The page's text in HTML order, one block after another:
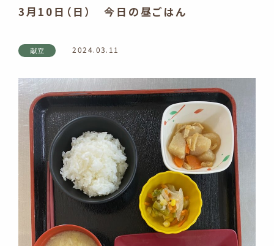
3月10日（日） 今日の昼ごはん
献立 2024.03.11